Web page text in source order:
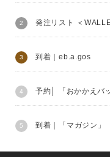
発注リスト ＜
到着｜eb.a.gos
予約│ 「おかかえバ
到着｜「マガジン」